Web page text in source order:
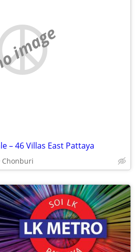
image
– 46 Villas East Pattaya
Chonburi